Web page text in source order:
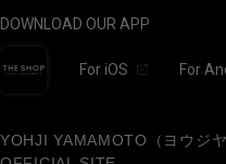
DOWNLOAD OUR APP
For iOS For
YOHJI YAMAMOTO（ヨウジヤ